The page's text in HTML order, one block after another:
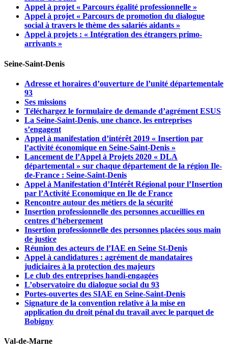
Appel à projet « Parcours égalité professionnelle »
Appel à projet « Parcours de promotion du dialogue
social à travers le thème des salariés aidants »
Appel à projets : « Intégration des étrangers primo-
arrivants »
Seine-Saint-Denis
Adresse et horaires d’ouverture de l’unité départementale
93
Ses missions
Téléchargez le formulaire de demande d’agrément ESUS
La Seine-Saint-Denis, une chance, les entreprises
s’engagent
Appel à manifestation d’intérêt 2019 « Insertion par
l’activité économique en Seine-Saint-Denis »
Lancement de l’Appel à Projets 2020 « DLA
départemental » sur chaque département de la région Ile-
de-France : Seine-Saint-Denis
Appel à Manifestation d’Intérêt Régional pour l’Insertion
par l’Activité Economique en Ile de France
Rencontre autour des métiers de la sécurité
Insertion professionnelle des personnes accueillies en
centres d’hébergement
Insertion professionnelle des personnes placées sous main
de justice
Réunion des acteurs de l’IAE en Seine St-Denis
Appel à candidatures : agrément de mandataires
judiciaires à la protection des majeurs
Le club des entreprises handi-engagées
L’observatoire du dialogue social du 93
Portes-ouvertes des SIAE en Seine-Saint-Denis
Signature de la convention relative à la mise en
application du droit pénal du travail avec le parquet de
Bobigny
Val-de-Marne